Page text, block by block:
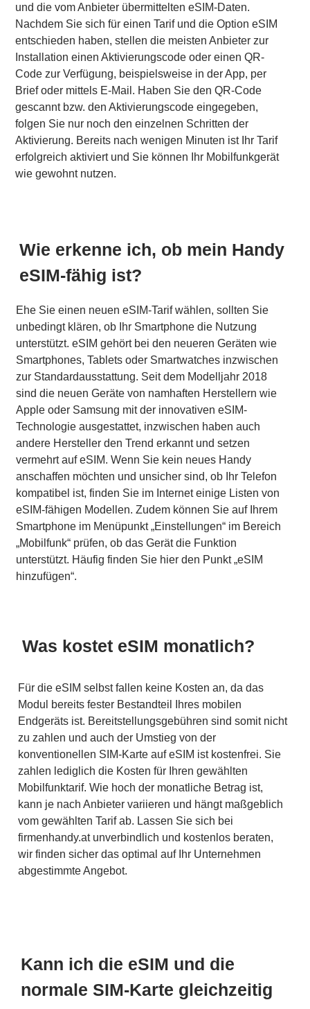
und die vom Anbieter übermittelten eSIM-Daten.
Nachdem Sie sich für einen Tarif und die Option eSIM
entschieden haben, stellen die meisten Anbieter zur
Installation einen Aktivierungscode oder einen QR-
Code zur Verfügung, beispielsweise in der App, per
Brief oder mittels E-Mail. Haben Sie den QR-Code
gescannt bzw. den Aktivierungscode eingegeben,
folgen Sie nur noch den einzelnen Schritten der
Aktivierung. Bereits nach wenigen Minuten ist Ihr Tarif
erfolgreich aktiviert und Sie können Ihr Mobilfunkgerät
wie gewohnt nutzen.
Wie erkenne ich, ob mein Handy
eSIM-fähig ist?
Ehe Sie einen neuen eSIM-Tarif wählen, sollten Sie
unbedingt klären, ob Ihr Smartphone die Nutzung
unterstützt. eSIM gehört bei den neueren Geräten wie
Smartphones, Tablets oder Smartwatches inzwischen
zur Standardausstattung. Seit dem Modelljahr 2018
sind die neuen Geräte von namhaften Herstellern wie
Apple oder Samsung mit der innovativen eSIM-
Technologie ausgestattet, inzwischen haben auch
andere Hersteller den Trend erkannt und setzen
vermehrt auf eSIM. Wenn Sie kein neues Handy
anschaffen möchten und unsicher sind, ob Ihr Telefon
kompatibel ist, finden Sie im Internet einige Listen von
eSIM-fähigen Modellen. Zudem können Sie auf Ihrem
Smartphone im Menüpunkt „Einstellungen“ im Bereich
„Mobilfunk“ prüfen, ob das Gerät die Funktion
unterstützt. Häufig finden Sie hier den Punkt „eSIM
hinzufügen“.
Was kostet eSIM monatlich?
Für die eSIM selbst fallen keine Kosten an, da das
Modul bereits fester Bestandteil Ihres mobilen
Endgeräts ist. Bereitstellungsgebühren sind somit nicht
zu zahlen und auch der Umstieg von der
konventionellen SIM-Karte auf eSIM ist kostenfrei. Sie
zahlen lediglich die Kosten für Ihren gewählten
Mobilfunktarif. Wie hoch der monatliche Betrag ist,
kann je nach Anbieter variieren und hängt maßgeblich
vom gewählten Tarif ab. Lassen Sie sich bei
firmenhandy.at unverbindlich und kostenlos beraten,
wir finden sicher das optimal auf Ihr Unternehmen
abgestimmte Angebot.
Kann ich die eSIM und die
normale SIM-Karte gleichzeitig